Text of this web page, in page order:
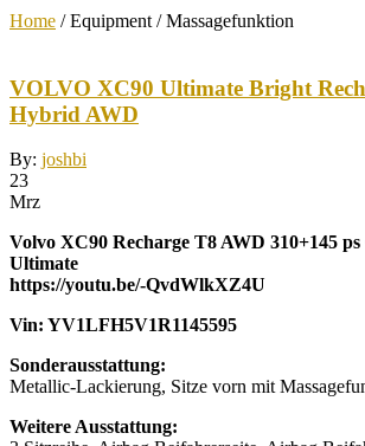
Home / Equipment / Massagefunktion
VOLVO XC90 Ultimate Bright
Hybrid AWD
By: joshbi
23
Mrz
Volvo XC90 Recharge T8 AWD 310+145
Ultimate
https://youtu.be/-QvdWlkXZ4U
Vin: YV1LFH5V1R1145595
Sonderausstattung:
Metallic-Lackierung, Sitze vorn mit
Weitere Ausstattung: